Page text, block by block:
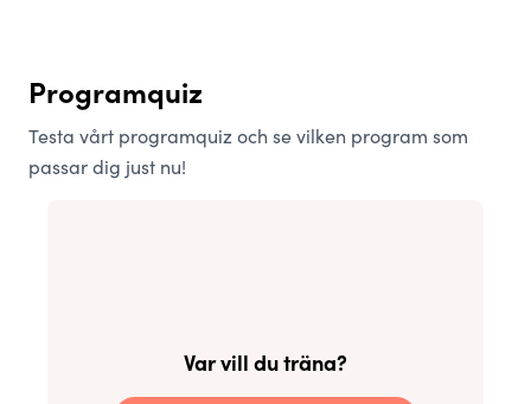
Programquiz
Testa vårt programquiz och se vilken program som
passar dig just nu!
Var vill du träna?